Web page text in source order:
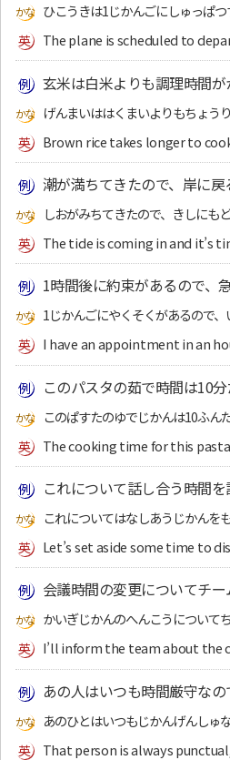
ひこうきは1じかんごにしゅっぱつ
The plane is scheduled to
玄米は白米よりも調理時間が
げんまいははくまいよりもちょう
Brown rice takes longer to
潮が満ちてきたので、岸に戻
しおがみちてきたので、きしにも
The tide is coming in and it’s
1時間後に約束があるので、
1じかんごにやくそくがあるので、
I have an appointment in an
このパスタの茹で時間は10分
このぱすたのゆでじかんは10ふん
The cooking time for this
これについて話し合う時間を
これについてはなしあうじかんを
Let’s set aside some time to
会議時間の変更についてチー
かいぎじかんのへんこうについて
I’ll inform the team about the
あの人はいつも時間厳守なの
あのひとはいつもじかんげんしゅ
That person is always